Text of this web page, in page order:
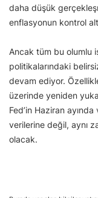
daha düşük
enflasyonun kontrol
Ancak tüm bu olumlu
politikalarındaki
devam ediyor.
üzerinde yeniden
Fed’in Haziran
verilerine değil, aynı
olacak.